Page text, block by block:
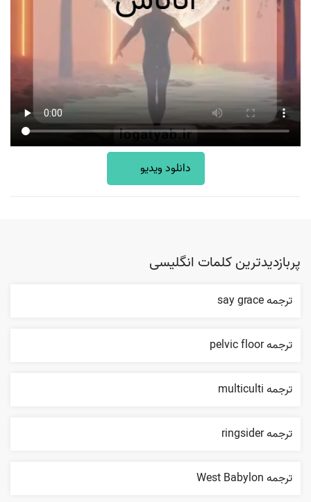
دانلود ویدیو
پربازدیدترین کلمات انگلیسی
ترجمه say grace
ترجمه pelvic floor
ترجمه multiculti
ترجمه ringsider
ترجمه West Babylon